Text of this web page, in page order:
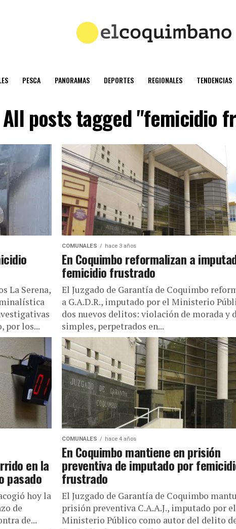
PESCA PANORAMAS DEPORTES REGIONALES TENDENCIAS
All posts tagged "femicidio
La Serena,
por los...
COMUNALES hace 3 años
En Coquimbo reformalizan a
femicidio frustrado
El Juzgado de Garantía de Coquimbo
a G.A.D.R., imputado por el Ministerio
dos nuevos delitos: violación de morada y
simples, perpetrados en...
en la
pasado
hoy la
de
de...
COMUNALES hace 4 años
En Coquimbo mantiene en prisión
preventiva de imputado por
frustrado
El Juzgado de Garantía de Coquimbo
prisión preventiva C.A.A.J., imputado por el
Ministerio Público como autor del delito